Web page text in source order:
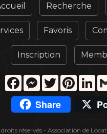
Recherche
Favoris
Inscription
FacebookMessenger
Twitter
Share
réservés - Association de